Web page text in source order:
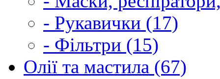
- Рукавички (17)
- Фільтри (15)
Олії та мастила (67)